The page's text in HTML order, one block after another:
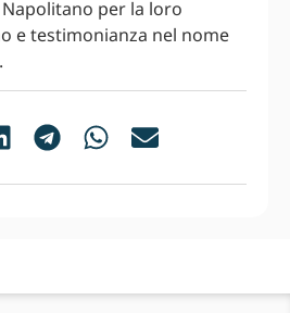
per la loro
e testimonianza nel nome